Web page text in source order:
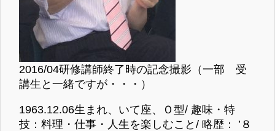
2016/04研修講師終了時の記念撮影（一部 受
講生と一緒ですが・・・）
1963.12.06生まれ、いて座、Ｏ型/ 趣味・特
技：料理・仕事・人生を楽しむこと/ 略歴： ’８